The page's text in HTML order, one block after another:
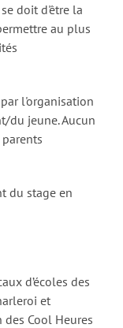
doit d'être la
au plus
l'organisation
du jeune. Aucun
du stage en
d’écoles des
et
des Cool Heures